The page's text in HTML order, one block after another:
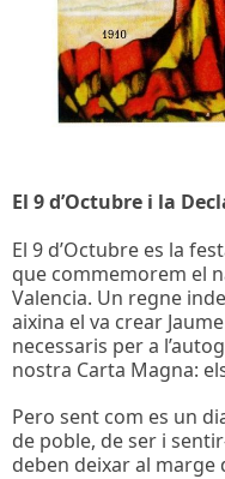
El 9 d’Octubre i la
El 9 d’Octubre es la
que commemorem el
Valencia. Un regne
aixina el va crear
necessaris per a
nostra Carta Magna:
Pero sent com es un
de poble, de ser i
deben deixar al